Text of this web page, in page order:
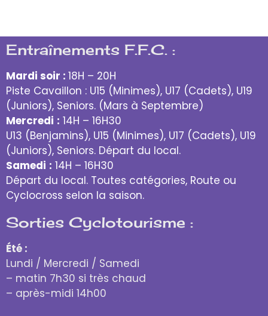
Entraînements F.F.C. :
Mardi soir : 18H – 20H
Piste Cavaillon : U15 (Minimes), U17 (Cadets), U19
(Juniors), Seniors. (Mars à Septembre)
Mercredi : 14H – 16H30
U13 (Benjamins), U15 (Minimes), U17 (Cadets), U19
(Juniors), Seniors. Départ du local.
Samedi : 14H – 16H30
Départ du local. Toutes catégories, Route ou
Cyclocross selon la saison.
Sorties Cyclotourisme :
Été :
Lundi / Mercredi / Samedi
– matin 7h30 si très chaud
– après-midi 14h00